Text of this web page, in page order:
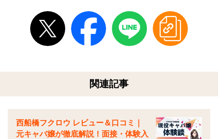
関連記事
西船橋フクロウ レビュー＆口コミ｜
元キャバ嬢が徹底解説！面接・体験入